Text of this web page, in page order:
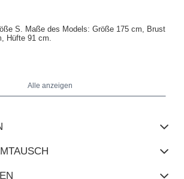
S. Maße des Models: Größe 175 cm, Brust
Hüfte 91 cm.
- 44 cm, Gesamtlänge - 72 cm.
Alle anzeigen